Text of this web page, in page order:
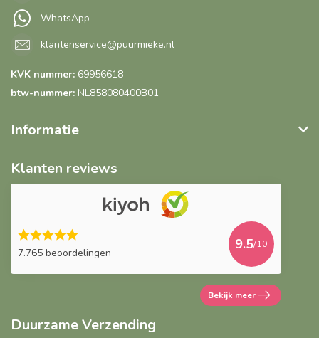
WhatsApp
klantenservice@puurmieke.nl
KVK nummer: 69956618
btw-nummer: NL858080400B01
Informatie
Klanten reviews
7.765 beoordelingen
9.5/10
Bekijk meer
Duurzame Verzending